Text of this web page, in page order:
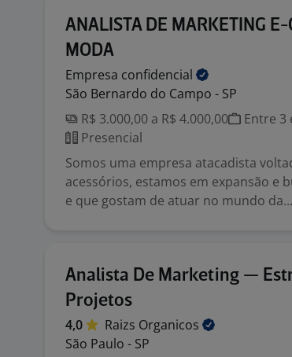
ANALISTA DE MARKETING E-
MODA
Empresa confidencial
São Bernardo do Campo - SP
R$ 3.000,00 a R$ 4.000,00
Entre 3
Presencial
Somos uma empresa atacadista
acessórios, estamos em expansão e
e que gostam de atuar no mundo da...
Analista De Marketing —
Projetos
4,0 Raizs Organicos
São Paulo - SP